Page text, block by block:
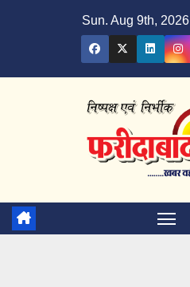
Sun. Aug 9th, 2026